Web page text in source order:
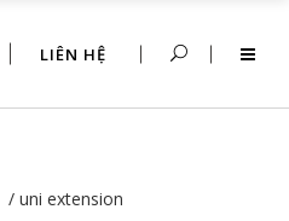
LIÊN HỆ
/ uni extension